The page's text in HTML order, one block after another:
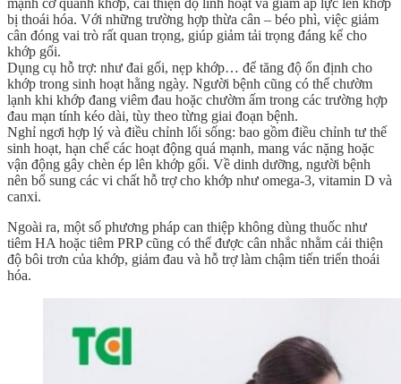
mạnh cơ quanh khớp, cải thiện độ linh hoạt và giảm áp lực lên khớp
bị thoái hóa. Với những trường hợp thừa cân – béo phì, việc giảm
cân đóng vai trò rất quan trọng, giúp giảm tải trọng đáng kể cho
khớp gối.
Dụng cụ hỗ trợ: như đai gối, nẹp khớp… để tăng độ ổn định cho
khớp trong sinh hoạt hằng ngày. Người bệnh cũng có thể chườm
lạnh khi khớp đang viêm đau hoặc chườm ấm trong các trường hợp
đau mạn tính kéo dài, tùy theo từng giai đoạn bệnh.
Nghỉ ngơi hợp lý và điều chỉnh lối sống: bao gồm điều chỉnh tư thế
sinh hoạt, hạn chế các hoạt động quá mạnh, mang vác nặng hoặc
vận động gây chèn ép lên khớp gối. Về dinh dưỡng, người bệnh
nên bổ sung các vi chất hỗ trợ cho khớp như omega-3, vitamin D và
canxi.
Ngoài ra, một số phương pháp can thiệp không dùng thuốc như
tiêm HA hoặc tiêm PRP cũng có thể được cân nhắc nhằm cải thiện
độ bôi trơn của khớp, giảm đau và hỗ trợ làm chậm tiến triển thoái
hóa.